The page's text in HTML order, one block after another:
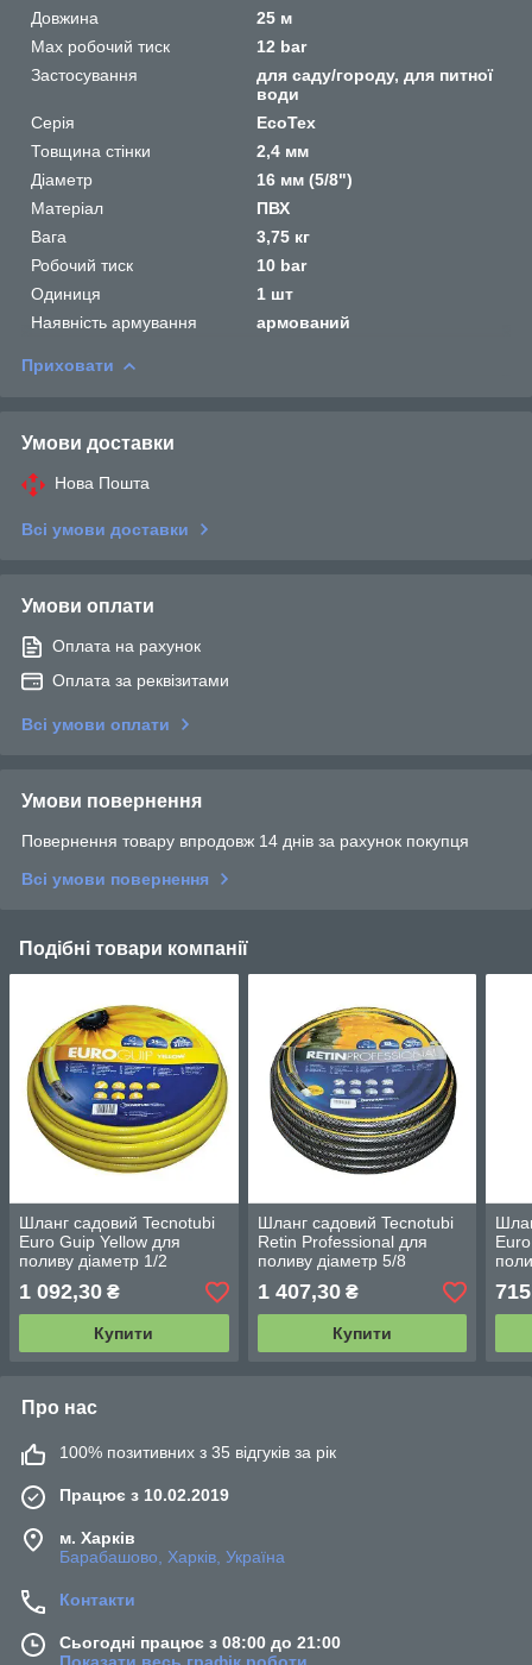
Довжина
25 м
Max робочий тиск
12 bar
Застосування
для саду/городу, для питної
води
Серія
EcoTex
Товщина стінки
2,4 мм
Діаметр
16 мм (5/8")
Матеріал
ПВХ
Вага
3,75 кг
Робочий тиск
10 bar
Одиниця
1 шт
Наявність армування
армований
Приховати
Умови доставки
Нова Пошта
Всі умови доставки
Умови оплати
Оплата на рахунок
Оплата за реквізитами
Всі умови оплати
Умови повернення
Повернення товару впродовж 14 днів за рахунок покупця
Всі умови повернення
Подібні товари компанії
Шланг садовий Tecnotubi
Euro Guip Yellow для
поливу діаметр 1/2
дюйма, довжина 50 м
(EGY 1/2 50)
1 092,30 ₴
Купити
Шланг садовий Tecnotubi
Retin Professional для
поливу діаметр 5/8
дюйма, довжина 25 м (RT
5/8 25)
1 407,30₴
Купити
Про нас
100% позитивних з 35 відгуків за рік
Працює з 10.02.2019
м. Харків
Барабашово, Харків, Україна
Контакти
Сьогодні працює з 08:00 до 21:00